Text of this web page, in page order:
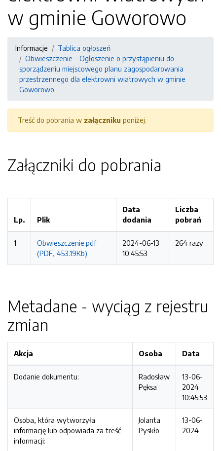
w gminie Goworowo
Informacje
Tablica ogłoszeń
Obwieszczenie - Ogłoszenie o przystąpieniu do
sporządzeniu miejscowego planu zagospodarowania
przestrzennego dla elektrowni wiatrowych w gminie
Goworowo
Treść do pobrania w załączniku poniżej.
Załączniki do pobrania
Lp. Plik
Data
dodania
Liczba
pobrań
1
Obwieszczenie.pdf
(PDF, 453.19Kb)
2024-06-13
10:45:53
264 razy
Metadane - wyciąg z rejestru
zmian
Akcja Osoba Data
Dodanie dokumentu:
Radosław
Pęksa
13-06-
2024
10:45:53
Osoba, która wytworzyła
informację lub odpowiada za treść
informacji:
Jolanta
Pyskło
13-06-
2024